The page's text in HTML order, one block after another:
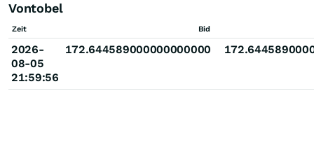
Vontobel
Zeit Bid
2026-
08-05
21:59:56
172.644589000000000000